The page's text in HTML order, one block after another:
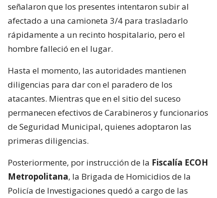
señalaron que los presentes intentaron subir al
afectado a una camioneta 3/4 para trasladarlo
rápidamente a un recinto hospitalario, pero el
hombre falleció en el lugar.
Hasta el momento, las autoridades mantienen
diligencias para dar con el paradero de los
atacantes. Mientras que en el sitio del suceso
permanecen efectivos de Carabineros y funcionarios
de Seguridad Municipal, quienes adoptaron las
primeras diligencias.
Posteriormente, por instrucción de la Fiscalía ECOH
Metropolitana, la Brigada de Homicidios de la
Policía de Investigaciones quedó a cargo de las